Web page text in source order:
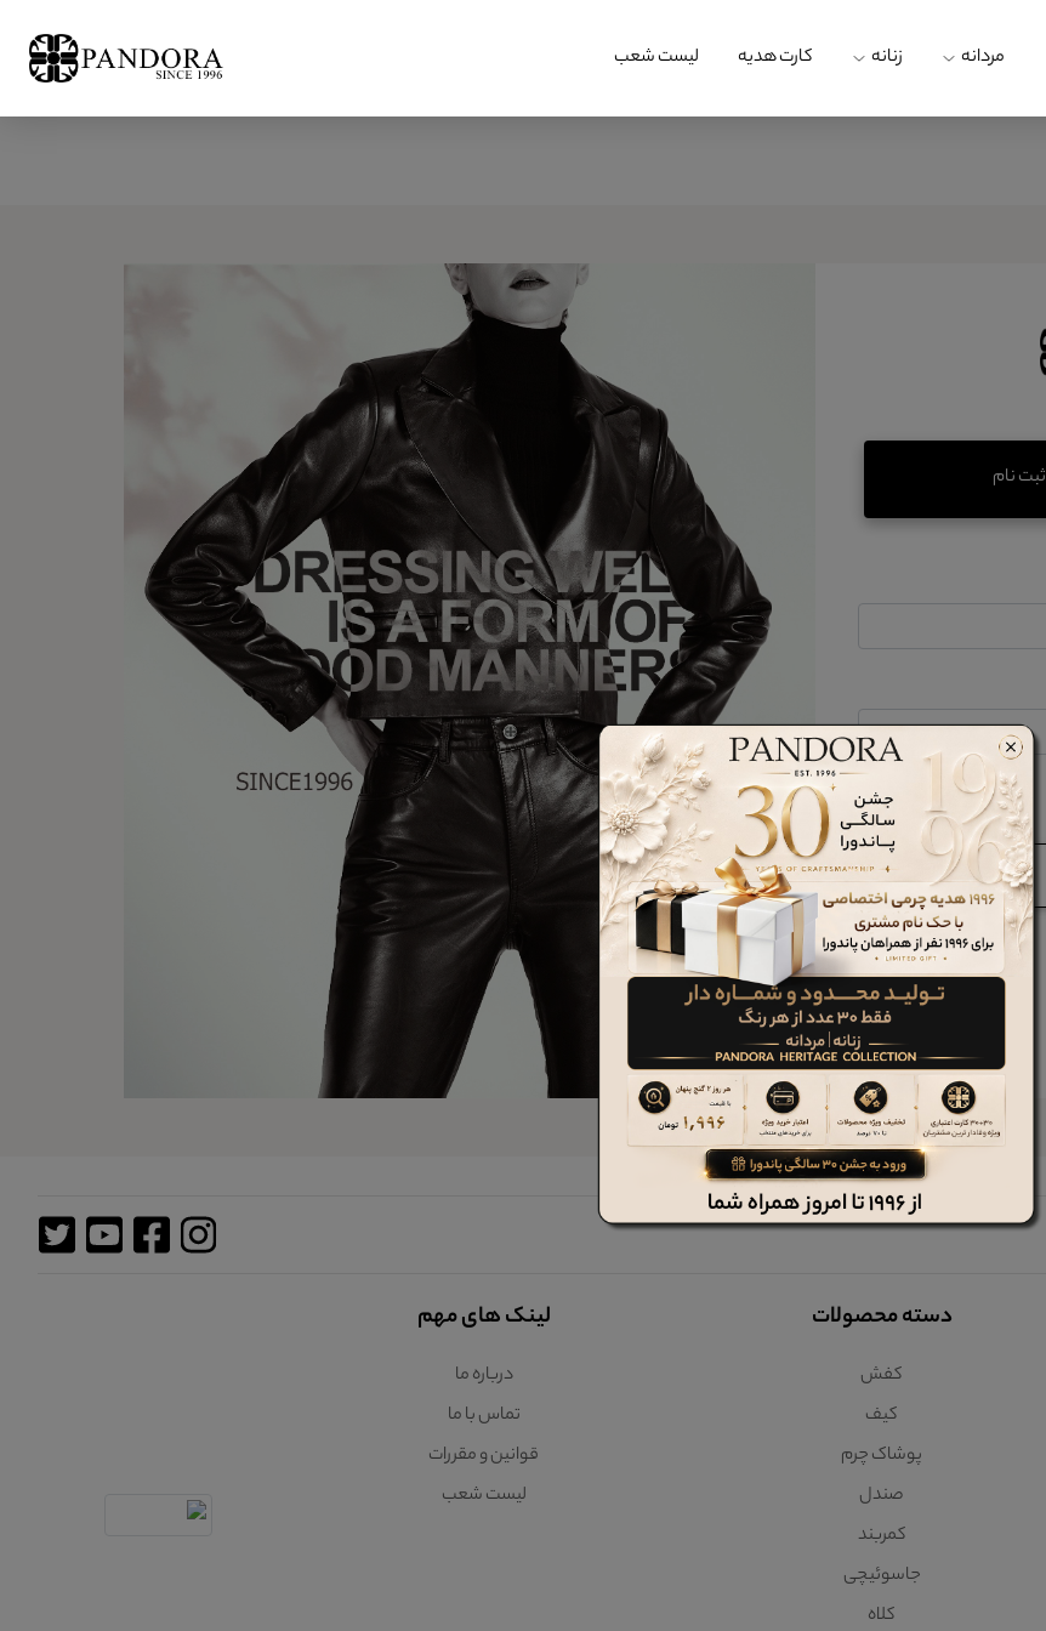
مردانه زنانه کارت هدیه لیست شعب
ثبت نام
فراموشی رمز
دسته محصولات
کفش
کیف
پوشاک چرم
صندل
کمربند
جاسوئیچی
کلاه
لینک های مهم
درباره ما
تماس با ما
قوانین و مقررات
لیست شعب